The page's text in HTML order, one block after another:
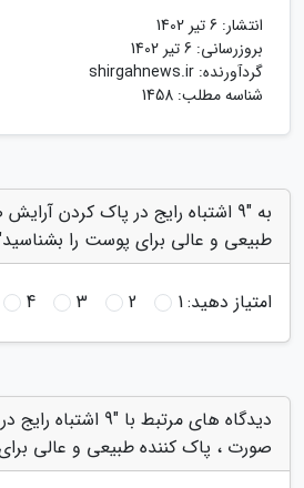
انتشار: 6 تیر 1402
بروزرسانی: 6 تیر 1402
گردآورنده: shirgahnews.ir
شناسه مطلب: 1458
به "9 اشتباه رایج در پاک کردن
طبیعی و عالی برای پوست را
امتیاز دهید:1
2
3
4
دیدگاه های مرتبط با
صورت ، پاک کننده طبیعی و عالی